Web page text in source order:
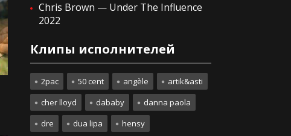
Chris Brown — Under The Influence
2022
Клипы исполнителей
2pac 50 cent angèle
artik&asti
cher lloyd
dababy
danna paola
dre
dua lipa
hensy